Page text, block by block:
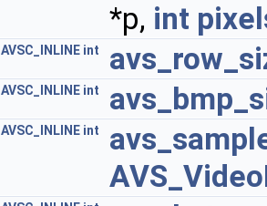
*p, int
AVSC_INLINE int
AVSC_INLINE int
AVSC_INLINE int